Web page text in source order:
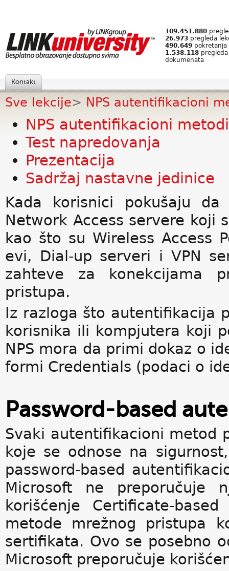
109.451.880
26.973 pregleda
490.649 pokretanja
1.538.118
dokumenata
Kontakt
Sve lekcije> NPS autentifikacioni
NPS autentifikacioni metodi
Test napredovanja
Prezentacija
Sadržaj nastavne jedinice
Kada korisnici pokušaju
Network Access servere koji
kao što su Wireless Access
evi, Dial-up serveri i VPN
zahteve za konekcijama
pristupa.
Iz razloga što autentifikacija
korisnika ili kompjutera koji
NPS mora da primi dokaz o
formi Credentials (podaci o
Password-based
Svaki autentifikacioni metod
koje se odnose na
password-based
Microsoft ne preporučuje
korišćenje Certificate-
metode mrežnog pristupa
sertifikata. Ovo se posebno
Microsoft preporučuje